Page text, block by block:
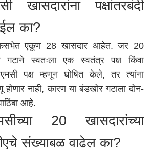
खासदारांना पक्षांतरबंदी
का?
एकूण 28 खासदार आहेत. जर 20
गटाने स्वतःला एक स्वतंत्र पक्ष किंवा
पक्ष म्हणून घोषित केले, तर त्यांना
होणार नाही, कारण या बंडखोर गटाला दोन-
आहे.
20 खासदारांच्या
संख्याबळ वाढेल का?